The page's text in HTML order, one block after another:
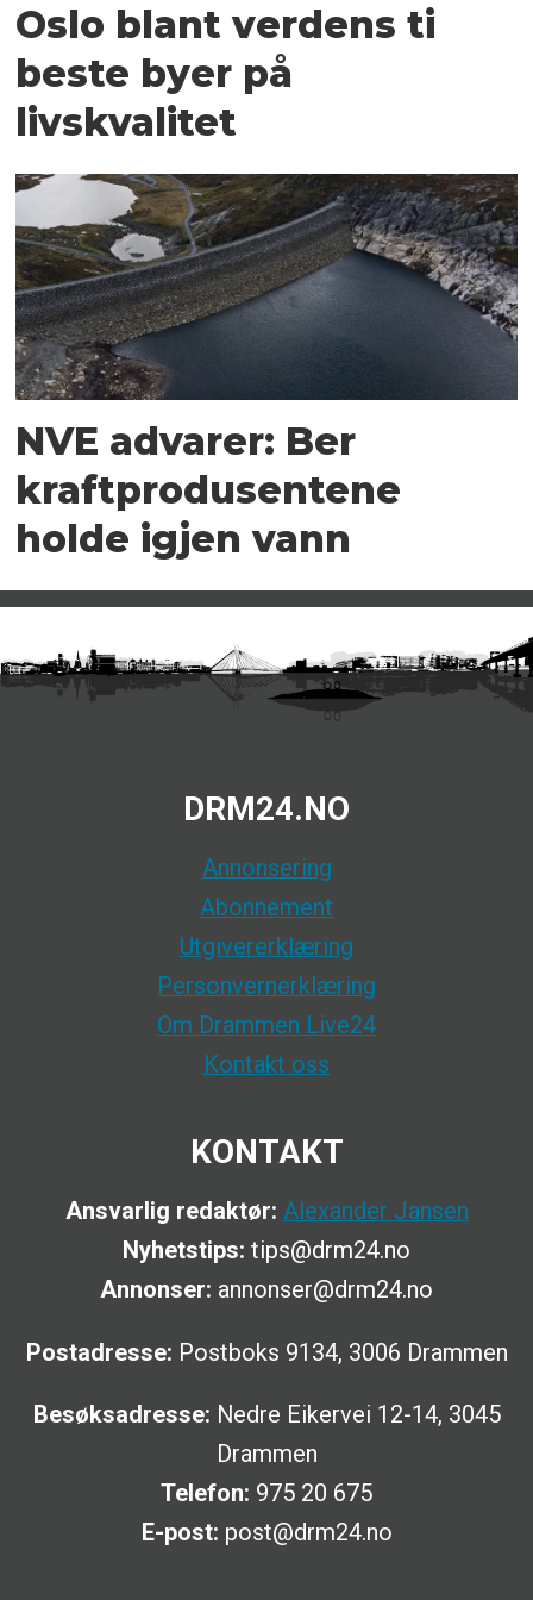
Oslo blant verdens ti
beste byer på
livskvalitet
NVE advarer: Ber
kraftprodusentene
holde igjen vann
DRM24.NO
Annonsering
Abonnement
Utgivererklæring
Personvernerklæring
Om Drammen Live24
Kontakt oss
KONTAKT
Ansvarlig redaktør: Alexander Jansen
Nyhetstips: tips@drm24.no
Annonser: annonser@drm24.no
Postadresse: Postboks 9134, 3006 Drammen
Besøksadresse: Nedre Eikervei 12-14, 3045
Drammen
Telefon: 975 20 675
E-post: post@drm24.no